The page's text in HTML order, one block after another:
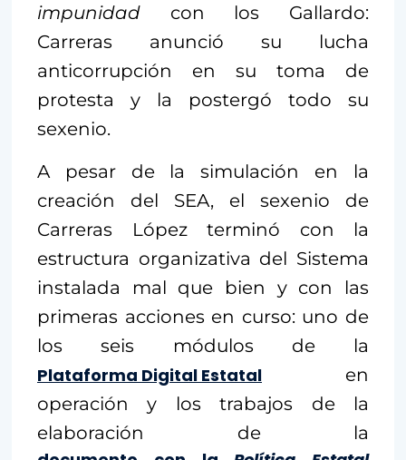
impunidad con los Gallardo:
Carreras anunció su lucha
anticorrupción en su toma de
protesta y la postergó todo su
sexenio.
A pesar de la simulación en la
creación del SEA, el sexenio de
Carreras López terminó con la
estructura organizativa del Sistema
instalada mal que bien y con las
primeras acciones en curso: uno de
los seis módulos de la
Plataforma Digital Estatal en
operación y los trabajos de la
elaboración de la